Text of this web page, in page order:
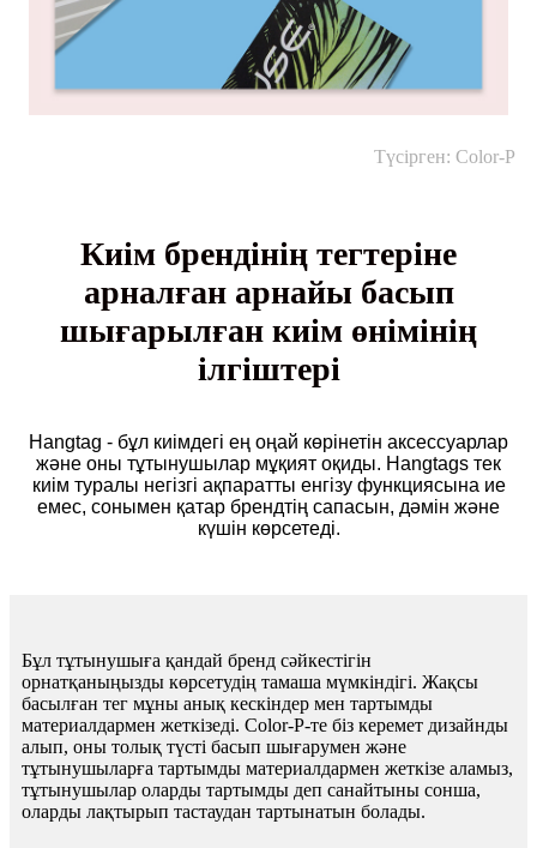
Түсірген: Color-P
Киім брендінің тегтеріне
арналған арнайы басып
шығарылған киім өнімінің
ілгіштері
Hangtag - бұл киімдегі ең оңай көрінетін аксессуарлар
және оны тұтынушылар мұқият оқиды. Hangtags тек
киім туралы негізгі ақпаратты енгізу функциясына ие
емес, сонымен қатар брендтің сапасын, дәмін және
күшін көрсетеді.
Бұл тұтынушыға қандай бренд сәйкестігін
орнатқаныңызды көрсетудің тамаша мүмкіндігі. Жақсы
басылған тег мұны анық кескіндер мен тартымды
материалдармен жеткізеді. Color-P-те біз керемет дизайнды
алып, оны толық түсті басып шығарумен және
тұтынушыларға тартымды материалдармен жеткізе аламыз,
тұтынушылар оларды тартымды деп санайтыны сонша,
оларды лақтырып тастаудан тартынатын болады.